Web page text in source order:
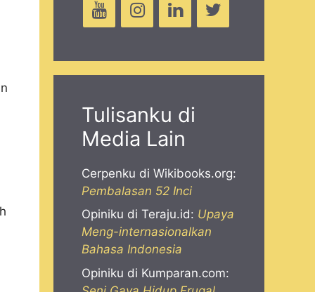
Tulisanku di
Media Lain
Cerpenku di Wikibooks.org:
Pembalasan 52 Inci
Opiniku di Teraju.id: Upaya
Meng-internasionalkan
Bahasa Indonesia
Opiniku di Kumparan.com: